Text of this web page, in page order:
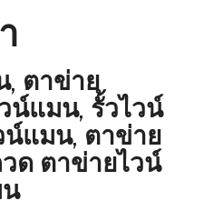
ตาข่าย
น์แมน, รั้วไวน์
แมน, ตาข่าย
ด ตาข่ายไวน์